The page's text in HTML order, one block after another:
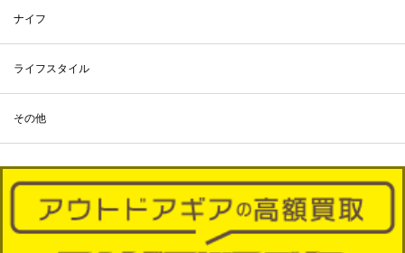
ナイフ
ライフスタイル
その他